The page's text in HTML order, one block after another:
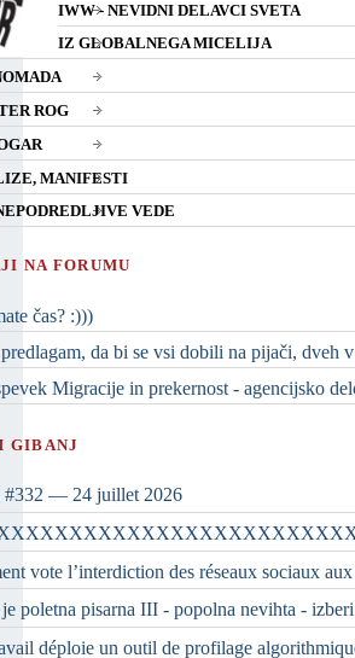
IWW - NEVIDNI DELAVCI SVETA
IZ GLOBALNEGA MICELIJA
ROG
MANIFESTI
VEDE
NA FORUMU
čas? :)))
da bi se vsi dobili na pijači, dveh
Migracije in prekernost - agencijsko
GIBANJ
#332 — 24 juillet 2026
vote l’interdiction des réseaux sociaux
poletna pisarna III - popolna nevihta -
déploie un outil de profilage